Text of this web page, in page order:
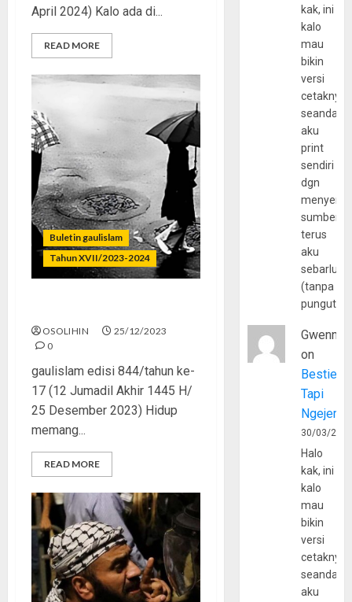
April 2024) Kalo ada di...
READ MORE
Buletin gaulislam
Tahun XVII/2023-2024
OSOLIHIN
25/12/2023
0
gaulislam edisi 844/tahun ke-
17 (12 Jumadil Akhir 1445 H/
25 Desember 2023) Hidup
memang...
READ MORE
kak, ini
kalo
mau
bikin
versi
cetaknya
aku
print
sendiri
dgn
sumber
terus
aku
(tanpa
Gwenny
on
Bestie
Tapi
30/03/
Halo
kak, ini
kalo
mau
bikin
versi
cetaknya
aku